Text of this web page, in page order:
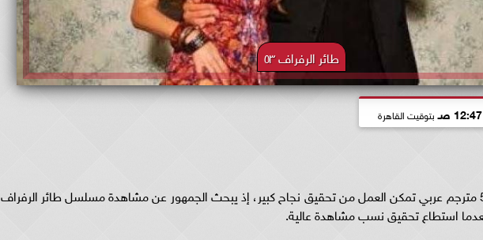
طائر الرفراف ٥٣
12:47 صـ بتوقيت القاهرة
مسلسل طائر الرفراف 53 مترجم عربي تمكن العمل من تحقيق نجاح كبير، إذ يبحث الجمهور عن مشاهدة مسلسل طائر الرفراف